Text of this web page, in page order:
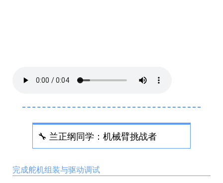
🔧 兰正纲同学：机械臂挑战者
完成舵机组装与驱动调试